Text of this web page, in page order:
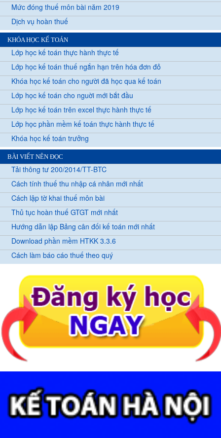
Mức đóng thuế môn bài năm 2019
Dịch vụ hoàn thuế
KHÓA HỌC KẾ TOÁN
Lớp học kế toán thực hành thực tế
Lớp học kế toán thuế ngắn hạn trên hóa đơn đỏ
Khóa học kế toán cho người đã học qua kế toán
Lớp học kế toán cho nguời mới bắt đầu
Lớp học kế toán trên excel thực hành thực tế
Lớp học phần mềm kế toán thực hành thực tế
Khóa học kế toán trưởng
BÀI VIẾT NÊN ĐỌC
Tải thông tư 200/2014/TT-BTC
Cách tính thuế thu nhập cá nhân mới nhất
Cách lập tờ khai thuế môn bài
Thủ tục hoàn thuế GTGT mới nhất
Hướng dẫn lập Bảng cân đối kế toán mới nhất
Download phần mềm HTKK 3.3.6
Cách làm báo cáo thuế theo quý